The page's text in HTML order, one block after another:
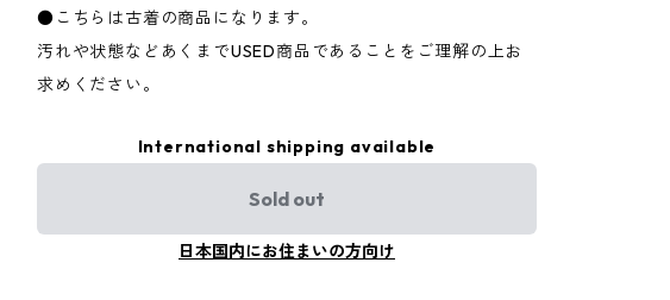
●こちらは古着の商品になります。
汚れや状態などあくまでUSED商品であることをご理解の上お
求めください。
International shipping available
Sold out
日本国内にお住まいの方向け